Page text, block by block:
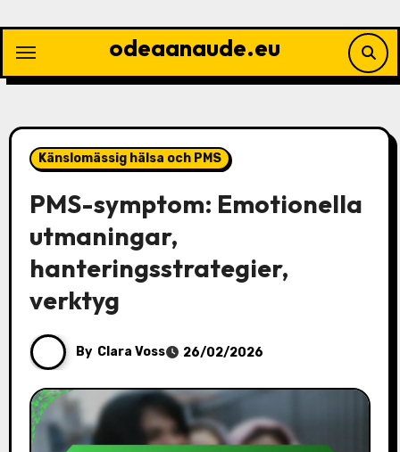
content
odeaanaude.eu
Känslomässig hälsa och PMS
PMS-symptom: Emotionella
utmaningar,
hanteringsstrategier,
verktyg
By Clara Voss 26/02/2026